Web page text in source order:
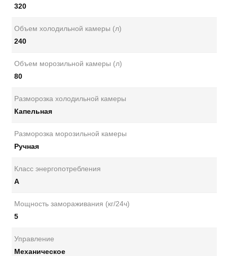
320
Объем холодильной камеры (л)
240
Объем морозильной камеры (л)
80
Разморозка холодильной камеры
Капельная
Разморозка морозильной камеры
Ручная
Класс энергопотребления
А
Мощность замораживания (кг/24ч)
5
Управление
Механическое